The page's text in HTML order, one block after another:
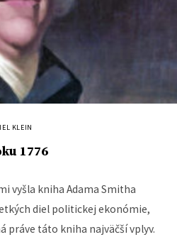
KLEIN
1776
vyšla kniha Adama Smitha
diel politickej ekonómie,
práve táto kniha najväčší vplyv.